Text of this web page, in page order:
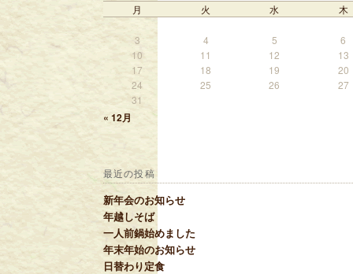
月 火 水 木
3 4 5
6
10
11 12
13
17
18 19
20
24
25 26
27
31
« 12月
最近の投稿
新年会のお知らせ
年越しそば
一人前鍋始めました
年末年始のお知らせ
日替わり定食